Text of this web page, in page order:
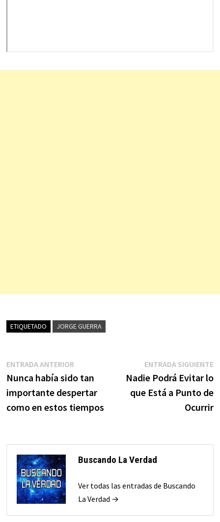
ETIQUETADO JORGE GUERRA
Navegación
de
entradas
ENTRADA ANTERIOREntrada
anterior:
Nunca había sido tan
importante despertar
como en estos tiempos
ENTRADA SIGUIENTE
Nadie Podrá Evitar lo
que Está a Punto de
Ocurrir
Buscando La Verdad
Ver todas las entradas de Buscando
La Verdad →